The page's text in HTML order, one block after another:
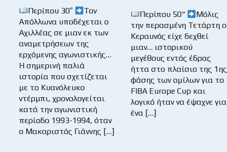
Περίπου 30″
Τον
Απόλλωνα υποδέχεται ο
Αχιλλέας σε μιαν εκ των
αναμετρήσεων της
ερχόμενης αγωνιστικής…
Η σημερινή παλιά
ιστορία που σχετίζεται
με το Κυανόλευκο
ντέρμπι, χρονολογείται
κατά την αγωνιστική
περίοδο 1993-1994, όταν
ο Μακαριστός Γιάννης […]
Περίπου 50“
Μόλις
την περασμένη Τετάρτη ο
Κεραυνός είχε δεχθεί
μιαν… ιστορικού
μεγέθους εντός έδρας
ήττα στο πλαίσιο της 1ης
φάσης των ομίλων για το
FIBA Europe Cup και
λογικό ήταν να έψαχνε για
ένα […]